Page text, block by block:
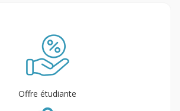
Offre étudiante